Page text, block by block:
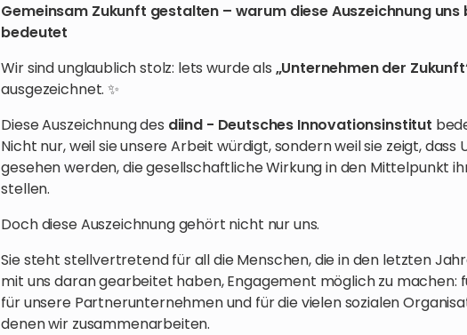
Gemeinsam Zukunft gestalten – warum diese Auszeichnung uns
bedeutet
Wir sind unglaublich stolz: lets wurde als „Unternehmen der
ausgezeichnet. ✨
Diese Auszeichnung des diind - Deutsches Innovationsinstitut
Nicht nur, weil sie unsere Arbeit würdigt, sondern weil sie zeigt, dass
gesehen werden, die gesellschaftliche Wirkung in den Mittelpunkt
stellen.
Doch diese Auszeichnung gehört nicht nur uns.
Sie steht stellvertretend für all die Menschen, die in den letzten
mit uns daran gearbeitet haben, Engagement möglich zu machen:
für unsere Partnerunternehmen und für die vielen sozialen
denen wir zusammenarbeiten.